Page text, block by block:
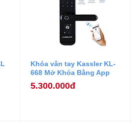
Khóa vân tay Kassler KL-
668 Mở Khóa Bằng App
Điện Thoại
5.300.000đ